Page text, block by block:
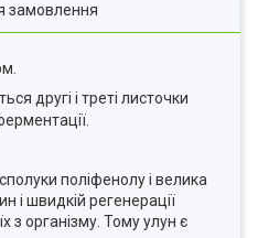
замовлення
другі і треті листочки
поліфенолу і велика
і швидкій регенерації
організму. Тому улун є